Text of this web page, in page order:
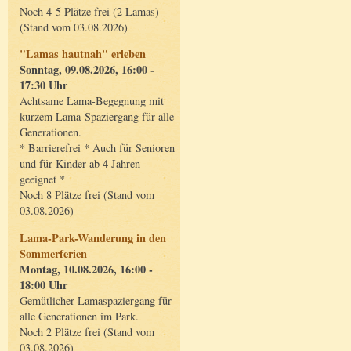
Noch 4-5 Plätze frei (2 Lamas)
(Stand vom 03.08.2026)
"Lamas hautnah" erleben
Sonntag, 09.08.2026, 16:00 -
17:30 Uhr
Achtsame Lama-Begegnung mit
kurzem Lama-Spaziergang für alle
Generationen.
* Barrierefrei * Auch für Senioren
und für Kinder ab 4 Jahren
geeignet *
Noch 8 Plätze frei (Stand vom
03.08.2026)
Lama-Park-Wanderung in den
Sommerferien
Montag, 10.08.2026, 16:00 -
18:00 Uhr
Gemütlicher Lamaspaziergang für
alle Generationen im Park.
Noch 2 Plätze frei (Stand vom
03.08.2026)